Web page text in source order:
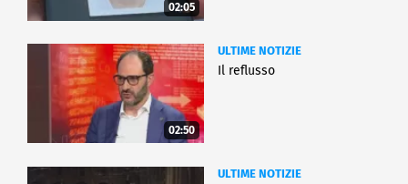
02:05
02:50
ULTIME NOTIZIE
Il reflusso
ULTIME NOTIZIE